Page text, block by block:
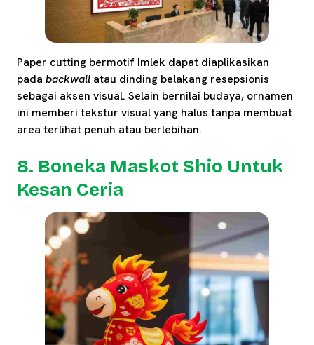
Paper cutting bermotif Imlek dapat diaplikasikan
pada backwall atau dinding belakang resepsionis
sebagai aksen visual. Selain bernilai budaya, ornamen
ini memberi tekstur visual yang halus tanpa membuat
area terlihat penuh atau berlebihan.
8. Boneka Maskot Shio Untuk
Kesan Ceria